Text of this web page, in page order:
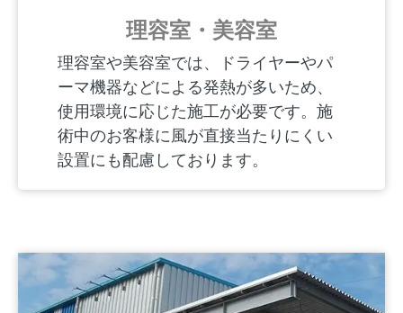
理容室・美容室
理容室や美容室では、ドライヤーやパ
ーマ機器などによる発熱が多いため、
使用環境に応じた施工が必要です。施
術中のお客様に風が直接当たりにくい
設置にも配慮しております。